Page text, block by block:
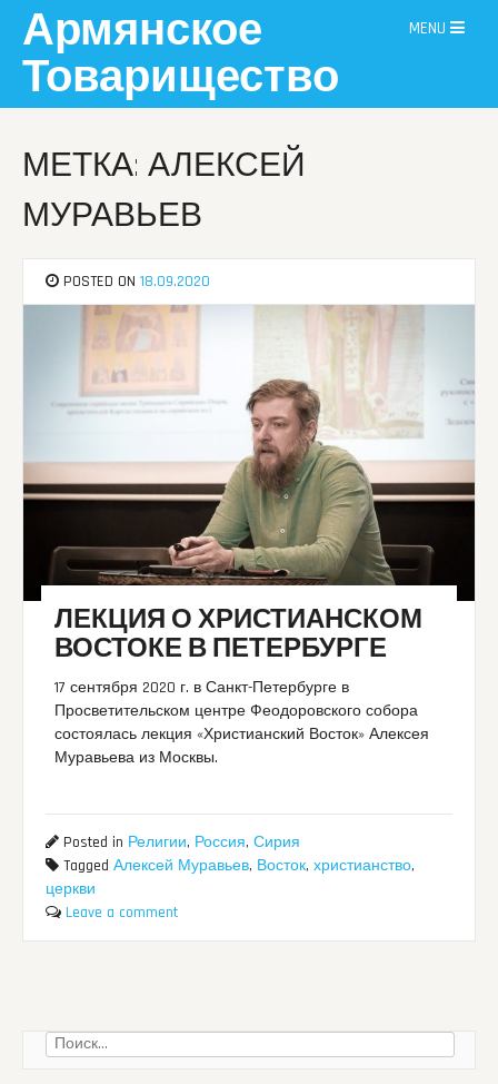
content
Армянское
Товарищество
MENU
МЕТКА: АЛЕКСЕЙ
МУРАВЬЕВ
POSTED ON18.09.2020
ЛЕКЦИЯ О ХРИСТИАНСКОМ
ВОСТОКЕ В ПЕТЕРБУРГЕ
17 сентября 2020 г. в Санкт-Петербурге в
Просветительском центре Феодоровского собора
состоялась лекция «Христианский Восток» Алексея
Муравьева из Москвы.
Posted in Религии, Россия,Сирия
TaggedАлексей Муравьев, Восток,христианство,
церкви
Leave a comment
Найти: